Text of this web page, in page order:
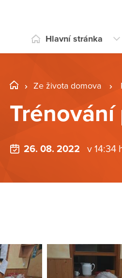
Hlavní stránka
Ze života domova
Trénování
26. 08. 2022 v 14:34